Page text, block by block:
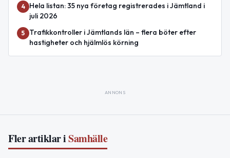
4
Hela listan: 35 nya företag registrerades i Jämtland i
juli 2026
5
Trafikkontroller i Jämtlands län – flera böter efter
hastigheter och hjälmlös körning
ANNONS
Fler artiklar iSamhälle